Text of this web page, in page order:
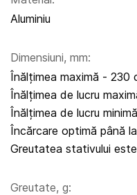
Aluminiu
Dimensiuni, mm:
Înălțimea maximă - 230
Înălțimea de lucru
Înălțimea de lucru
Încărcare optimă până
Greutatea stativului
Greutate, g: